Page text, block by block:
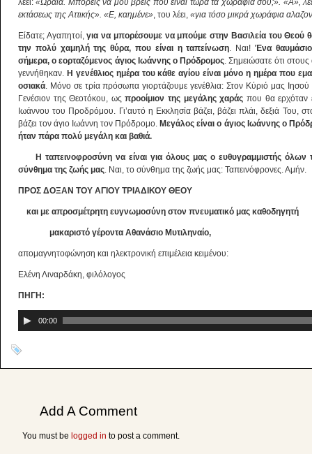
λέει:«Ωραία. Μπορείς να μου βρεις πού είναι τώρα τα χωράφια σου;». «Α»,
εκτάσεως της Αττικής». «Ε, καημένε», του λέει, «για τόσο μικρά χωράφια
Είδατε; Αγαπητοί,για να μπορέσουμε να μπούμε στην Βασιλεία του
την πολύ χαμηλή της θύρα, που είναι η ταπείνωση. Ναι! Ένα
σήμερα, ο εορταζόμενος άγιος Ιωάννης ο Πρόδρομος. Σημειώσατε ότι στους
γεννήθηκαν. Η γενέθλιος ημέρα του κάθε αγίου είναι μόνο η ημέρα που
οσιακά. Μόνο σε τρία πρόσωπα γιορτάζουμε γενέθλια: Στον Κύριό μας
Γενέσιον της Θεοτόκου, ωςπροοίμιον της μεγάλης χαράς που θα ερχόταν
Ιωάννου του Προδρόμου. Γι’αυτό η Εκκλησία βάζει, βάζει πλάι, δεξιά Του,
βάζει τον άγιο Ιωάννη τον Πρόδρομο. Μεγάλος είναι ο άγιος Ιωάννης ο
ήταν πάρα πολύ μεγάλη και βαθιά.
Η ταπεινοφροσύνη να είναι για όλους μας ο ευθυγραμμιστής όλων
σύνθημα της ζωής μας. Ναι, το σύνθημα της ζωής μας: Ταπεινόφρονες. Αμήν.
ΠΡΟΣ ΔΟΞΑΝ ΤΟΥ ΑΓΙΟΥ ΤΡΙΑΔΙΚΟΥ ΘΕΟΥ
και με απροσμέτρητη ευγνωμοσύνη στον πνευματικό μας καθοδηγητή
μακαριστό γέροντα Αθανάσιο Μυτιληναίο,
απομαγνητοφώνηση και ηλεκτρονική επιμέλεια κειμένου:
Ελένη Λιναρδάκη, φιλόλογος
ΠΗΓΗ:
00:00
Add A Comment
You must be logged in to post a comment.